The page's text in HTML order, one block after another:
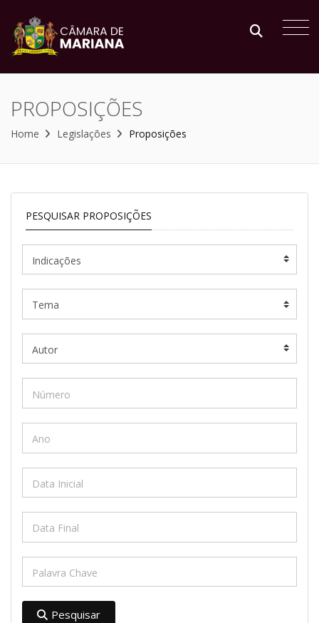
PROPOSIÇÕES
Home Legislações Proposições
PESQUISAR PROPOSIÇÕES
Pesquisar